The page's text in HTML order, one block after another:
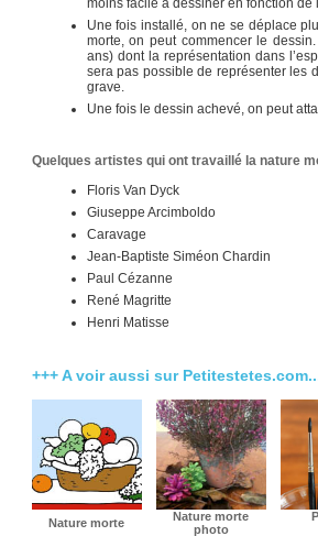
moins facile à dessiner en fonction de
Une fois installé, on ne se déplace
morte, on peut commencer le
ans) dont la représentation dans
sera pas possible de représenter les
grave.
Une fois le dessin achevé, on peut
Quelques artistes qui ont travaillé la nature
Floris Van Dyck
Giuseppe Arcimboldo
Caravage
Jean-Baptiste Siméon Chardin
Paul Cézanne
René Magritte
Henri Matisse
+++ A voir aussi sur
Nature morte
Nature morte
photo